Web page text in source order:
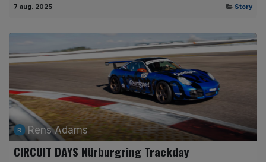
7 aug. 2025 Story
Rens Adams
CIRCUIT DAYS Nürburgring Trackday